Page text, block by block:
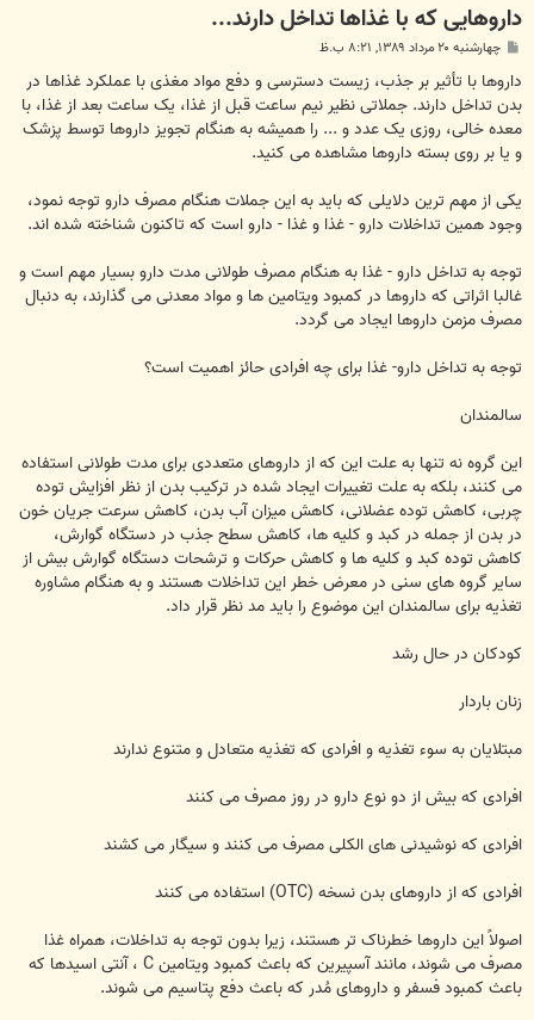
داروهایی که با غذاها تداخل دارند...
س
ت
چهارشنبه ۲۰ مرداد ۱۳۸۹, ۸:۲۱ ب.ظ
داروها با تأثیر بر جذب، زیست دسترسی و دفع مواد مغذی با عملکرد غذاها در
بدن تداخل دارند. جملاتی نظیر نیم ساعت قبل از غذا، یک ساعت بعد از غذا، با
معده خالی، روزی یک عدد و ... را همیشه به هنگام تجویز داروها توسط پزشک
و یا بر روی بسته داروها مشاهده می کنید.
یکی از مهم ترین دلایلی که باید به این جملات هنگام مصرف دارو توجه نمود،
وجود همین تداخلات دارو - غذا و غذا - دارو است که تاکنون شناخته شده اند.
توجه به تداخل دارو - غذا به هنگام مصرف طولانی مدت دارو بسیار مهم است و
غالبا اثراتی که داروها در کمبود ویتامین ها و مواد معدنی می گذارند، به دنبال
مصرف مزمن داروها ایجاد می گردد.
توجه به تداخل دارو- غذا برای چه افرادی حائز اهمیت است؟
سالمندان
این گروه نه تنها به علت این که از داروهای متعددی برای مدت طولانی استفاده
می کنند، بلکه به علت تغییرات ایجاد شده در ترکیب بدن از نظر افزایش توده
چربی، کاهش توده عضلانی، کاهش میزان آب بدن، کاهش سرعت جریان خون
در بدن از جمله در کبد و کلیه ها، کاهش سطح جذب در دستگاه گوارش،
کاهش توده کبد و کلیه ها و کاهش حرکات و ترشحات دستگاه گوارش بیش از
سایر گروه های سنی در معرض خطر این تداخلات هستند و به هنگام مشاوره
تغذیه برای سالمندان این موضوع را باید مد نظر قرار داد.
کودکان در حال رشد
زنان باردار
مبتلایان به سوء تغذیه و افرادی که تغذیه متعادل و متنوع ندارند
افرادی که بیش از دو نوع دارو در روز مصرف می کنند
افرادی که نوشیدنی های الکلی مصرف می کنند و سیگار می کشند
افرادی که از داروهای بدن نسخه (OTC) استفاده می کنند
اصولاً این داروها خطرناک تر هستند، زیرا بدون توجه به تداخلات، همراه غذا
مصرف می شوند، مانند آسپیرین که باعث کمبود ویتامین C ، آنتی اسیدها که
باعث کمبود فسفر و داروهای مُدر که باعث دفع پتاسیم می شوند.